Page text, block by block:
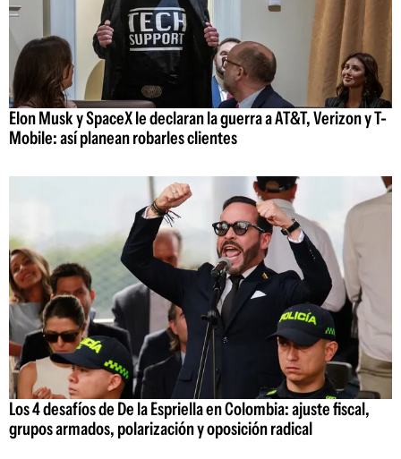
Elon Musk y SpaceX le declaran la guerra a AT&T, Verizon y T-
Mobile: así planean robarles clientes
Los 4 desafíos de De la Espriella en Colombia: ajuste fiscal,
grupos armados, polarización y oposición radical